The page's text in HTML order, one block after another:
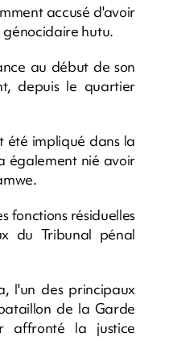
accusé d'avoir
hutu.
au début de son
depuis le quartier
été impliqué dans la
également nié avoir
fonctions résiduelles
du Tribunal pénal
l'un des principaux
de la Garde
affronté la justice